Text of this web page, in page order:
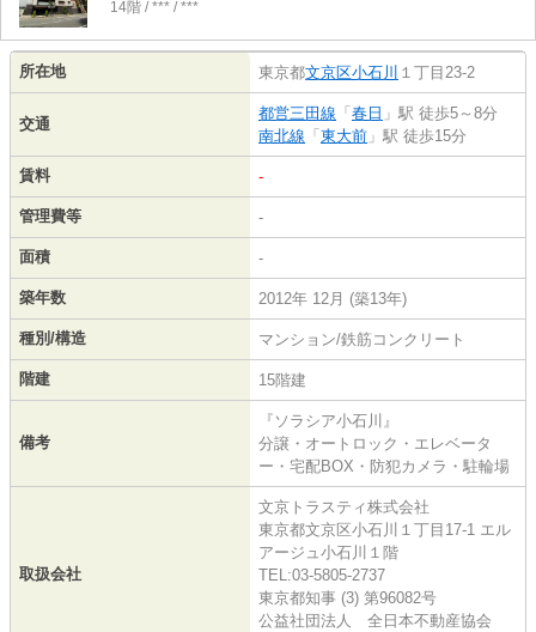
14階 / *** / ***
所在地 東京都文京区小石川 １丁目23-2
交通
都営三田線 「 春日 」駅 徒歩5～8分
南北線 「 東大前 」駅 徒歩15分
賃料 -
管理費等 -
面積 -
築年数 2012年 12月 (築13年)
種別/構造 マンション/鉄筋コンクリート
階建 15階建
備考
『ソラシア小石川』
分譲・オートロック・エレベータ
ー・宅配BOX・防犯カメラ・駐輪場
取扱会社
文京トラスティ株式会社
東京都文京区小石川１丁目17-1 エル
アージュ小石川１階
TEL:03-5805-2737
東京都知事 (3) 第96082号
公益社団法人 全日本不動産協会